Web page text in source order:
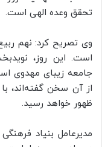
تحقق وعده الهی است.
وی تصریح کرد: نهم
است. این روز،
جامعه زیبای مهدوی
از آن سخن گفته‌اند،
ظهور خواهد رسید.
مدیرعامل بنیاد